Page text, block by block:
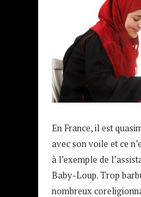
En France, il est
avec son voile et ce
à l’exemple de
Baby-Loup. Trop
nombreux